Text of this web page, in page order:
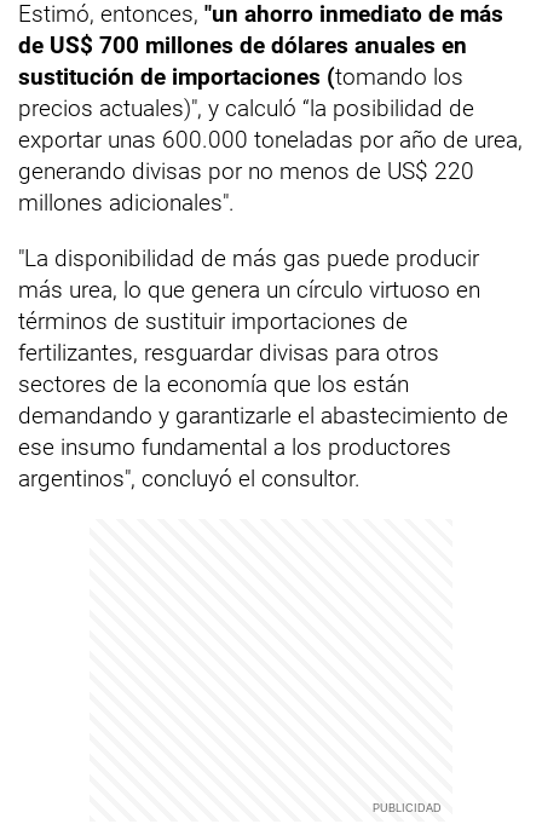
Estimó, entonces, "un ahorro inmediato de más
de US$ 700 millones de dólares anuales en
sustitución de importaciones (tomando los
precios actuales)", y calculó “la posibilidad de
exportar unas 600.000 toneladas por año de urea,
generando divisas por no menos de US$ 220
millones adicionales".
"La disponibilidad de más gas puede producir
más urea, lo que genera un círculo virtuoso en
términos de sustituir importaciones de
fertilizantes, resguardar divisas para otros
sectores de la economía que los están
demandando y garantizarle el abastecimiento de
ese insumo fundamental a los productores
argentinos", concluyó el consultor.